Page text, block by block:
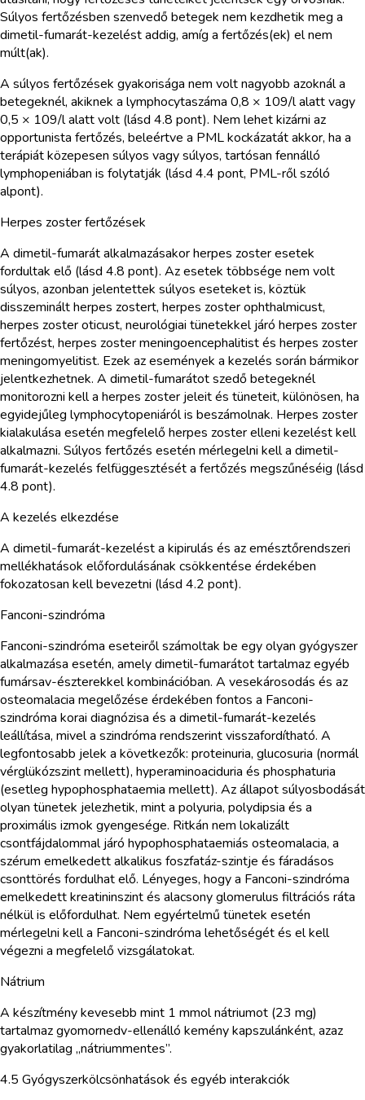
Súlyos fertőzésben szenvedő betegek nem kezdhetik meg a
dimetil-fumarát-kezelést addig, amíg a fertőzés(ek) el nem
múlt(ak).
A súlyos fertőzések gyakorisága nem volt nagyobb azoknál a
betegeknél, akiknek a lymphocytaszáma 0,8 × 109/l alatt vagy
0,5 × 109/l alatt volt (lásd 4.8 pont). Nem lehet kizárni az
opportunista fertőzés, beleértve a PML kockázatát akkor, ha a
terápiát közepesen súlyos vagy súlyos, tartósan fennálló
lymphopeniában is folytatják (lásd 4.4 pont, PML-ről szóló
alpont).
Herpes zoster fertőzések
A dimetil-fumarát alkalmazásakor herpes zoster esetek
fordultak elő (lásd 4.8 pont). Az esetek többsége nem volt
súlyos, azonban jelentettek súlyos eseteket is, köztük
disszeminált herpes zostert, herpes zoster ophthalmicust,
herpes zoster oticust, neurológiai tünetekkel járó herpes zoster
fertőzést, herpes zoster meningoencephalitist és herpes zoster
meningomyelitist. Ezek az események a kezelés során bármikor
jelentkezhetnek. A dimetil-fumarátot szedő betegeknél
monitorozni kell a herpes zoster jeleit és tüneteit, különösen, ha
egyidejűleg lymphocytopeniáról is beszámolnak. Herpes zoster
kialakulása esetén megfelelő herpes zoster elleni kezelést kell
alkalmazni. Súlyos fertőzés esetén mérlegelni kell a dimetil-
fumarát-kezelés felfüggesztését a fertőzés megszűnéséig (lásd
4.8 pont).
A kezelés elkezdése
A dimetil-fumarát-kezelést a kipirulás és az emésztőrendszeri
mellékhatások előfordulásának csökkentése érdekében
fokozatosan kell bevezetni (lásd 4.2 pont).
Fanconi-szindróma
Fanconi-szindróma eseteiről számoltak be egy olyan gyógyszer
alkalmazása esetén, amely dimetil-fumarátot tartalmaz egyéb
fumársav-észterekkel kombinációban. A vesekárosodás és az
osteomalacia megelőzése érdekében fontos a Fanconi-
szindróma korai diagnózisa és a dimetil-fumarát-kezelés
leállítása, mivel a szindróma rendszerint visszafordítható. A
legfontosabb jelek a következők: proteinuria, glucosuria (normál
vérglükózszint mellett), hyperaminoaciduria és phosphaturia
(esetleg hypophosphataemia mellett). Az állapot súlyosbodását
olyan tünetek jelezhetik, mint a polyuria, polydipsia és a
proximális izmok gyengesége. Ritkán nem lokalizált
csontfájdalommal járó hypophosphataemiás osteomalacia, a
szérum emelkedett alkalikus foszfatáz-szintje és fáradásos
csonttörés fordulhat elő. Lényeges, hogy a Fanconi-szindróma
emelkedett kreatininszint és alacsony glomerulus filtrációs ráta
nélkül is előfordulhat. Nem egyértelmű tünetek esetén
mérlegelni kell a Fanconi-szindróma lehetőségét és el kell
végezni a megfelelő vizsgálatokat.
Nátrium
A készítmény kevesebb mint 1 mmol nátriumot (23 mg)
tartalmaz gyomornedv-ellenálló kemény kapszulánként, azaz
gyakorlatilag „nátriummentes”.
4.5 Gyógyszerkölcsönhatások és egyéb interakciók